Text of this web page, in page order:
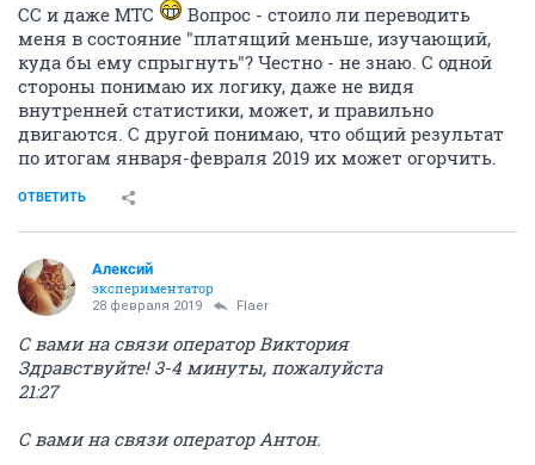
СС и даже МТС
Вопрос - стоило ли переводить
меня в состояние "платящий меньше, изучающий,
куда бы ему спрыгнуть"? Честно - не знаю. С одной
стороны понимаю их логику, даже не видя
внутренней статистики, может, и правильно
двигаются. С другой понимаю, что общий результат
по итогам января-февраля 2019 их может огорчить.
ОТВЕТИТЬ
Алексий
экспериментатор
28 февраля 2019 Flaer
С вами на связи оператор Виктория
Здравствуйте! 3-4 минуты, пожалуйста
21:27
С вами на связи оператор Антон.